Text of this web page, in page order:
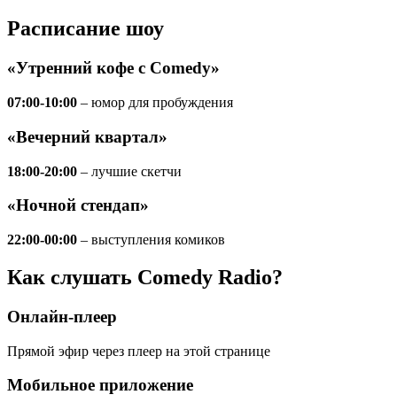
Расписание шоу
«Утренний кофе с Comedy»
07:00-10:00 – юмор для пробуждения
«Вечерний квартал»
18:00-20:00 – лучшие скетчи
«Ночной стендап»
22:00-00:00 – выступления комиков
Как слушать Comedy Radio?
Онлайн-плеер
Прямой эфир через плеер на этой странице
Мобильное приложение